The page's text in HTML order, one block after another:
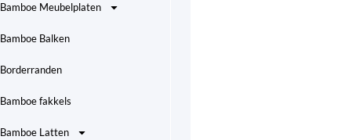
Bamboe Meubelplaten
Bamboe Balken
Borderranden
Bamboe fakkels
Bamboe Latten